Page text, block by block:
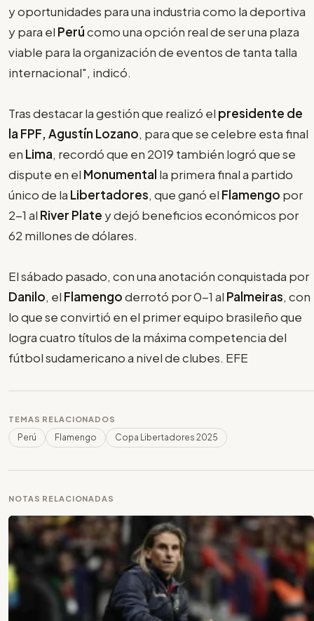
y oportunidades para una industria como la deportiva
y para el Perúcomo una opción real de ser una plaza
viable para la organización de eventos de tanta talla
internacional", indicó.
Tras destacar la gestión que realizó el presidente de
la FPF, Agustín Lozano, para que se celebre esta final
en Lima, recordó que en 2019 también logró que se
dispute en el Monumental la primera final a partido
único de la Libertadores, que ganó el Flamengo por
2-1 al River Plate y dejó beneficios económicos por
62 millones de dólares.
El sábado pasado, con una anotación conquistada por
Danilo, el Flamengoderrotó por 0-1 al Palmeiras, con
lo que se convirtió en el primer equipo brasileño que
logra cuatro títulos de la máxima competencia del
fútbol sudamericano a nivel de clubes. EFE
TEMAS RELACIONADOS
Perú Flamengo Copa Libertadores 2025
NOTAS RELACIONADAS